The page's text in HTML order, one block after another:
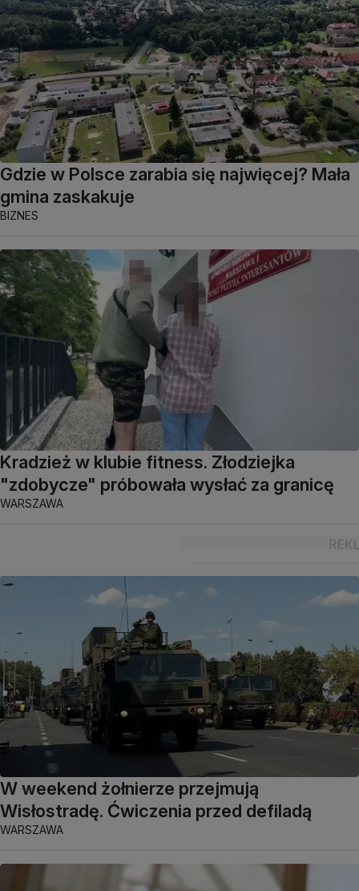
Gdzie w Polsce zarabia się najwięcej? Mała
gmina zaskakuje
BIZNES
Kradzież w klubie fitness. Złodziejka
"zdobycze" próbowała wysłać za granicę
WARSZAWA
W weekend żołnierze przejmują
Wisłostradę. Ćwiczenia przed defiladą
WARSZAWA